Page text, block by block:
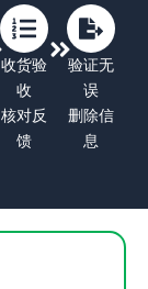
收货验
收
核对反
馈
验证无
误
删除信
息